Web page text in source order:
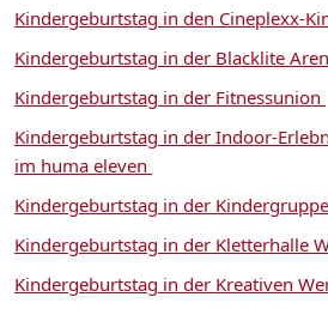
Kindergeburtstag in den Cineplexx-
Kindergeburtstag in der Blacklite
Kindergeburtstag in der Fitnessunion
Kindergeburtstag in der Indoor-
im huma eleven
Kindergeburtstag in der
Kindergeburtstag in der Kletterhalle
Kindergeburtstag in der Kreativen